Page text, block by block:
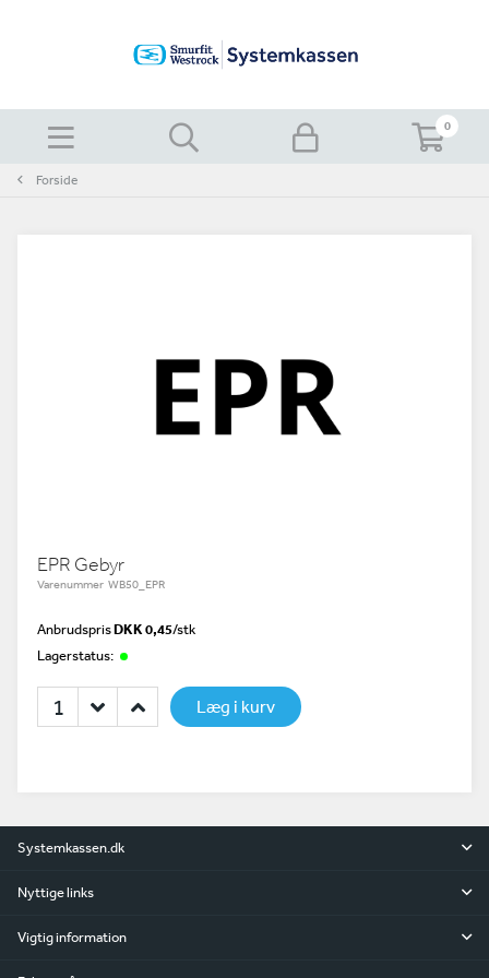
0
Forside
EPR Gebyr
Varenummer WB50_EPR
AnbrudsprisDKK 0,45/stk
Lagerstatus:
Læg i kurv
Systemkassen.dk
Nyttige links
Vigtig information